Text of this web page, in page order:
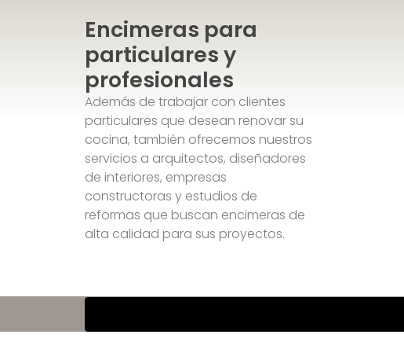
Encimeras para
particulares y
profesionales
Además de trabajar con clientes
particulares que desean renovar su
cocina, también ofrecemos nuestros
servicios a arquitectos, diseñadores
de interiores, empresas
constructoras y estudios de
reformas que buscan encimeras de
alta calidad para sus proyectos.